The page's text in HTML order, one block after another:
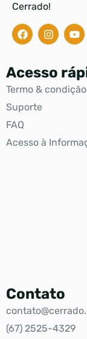
Cerrado!
Acesso
Termo & condição
Suporte
FAQ
Acesso à
Contato
(67) 2525-4329